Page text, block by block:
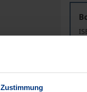
Zustimmung